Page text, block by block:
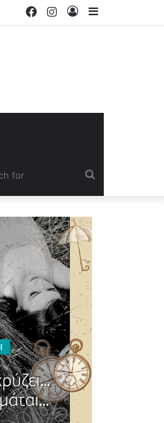
Log
Instagram
Facebook